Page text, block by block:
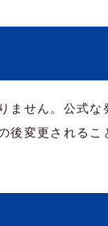
ません。公式な
変更されるこ